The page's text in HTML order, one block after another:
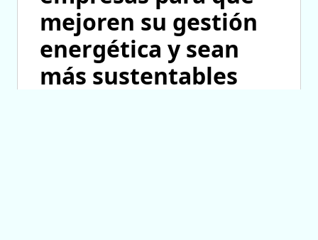
mejoren su gestión
energética y sean
más sustentables